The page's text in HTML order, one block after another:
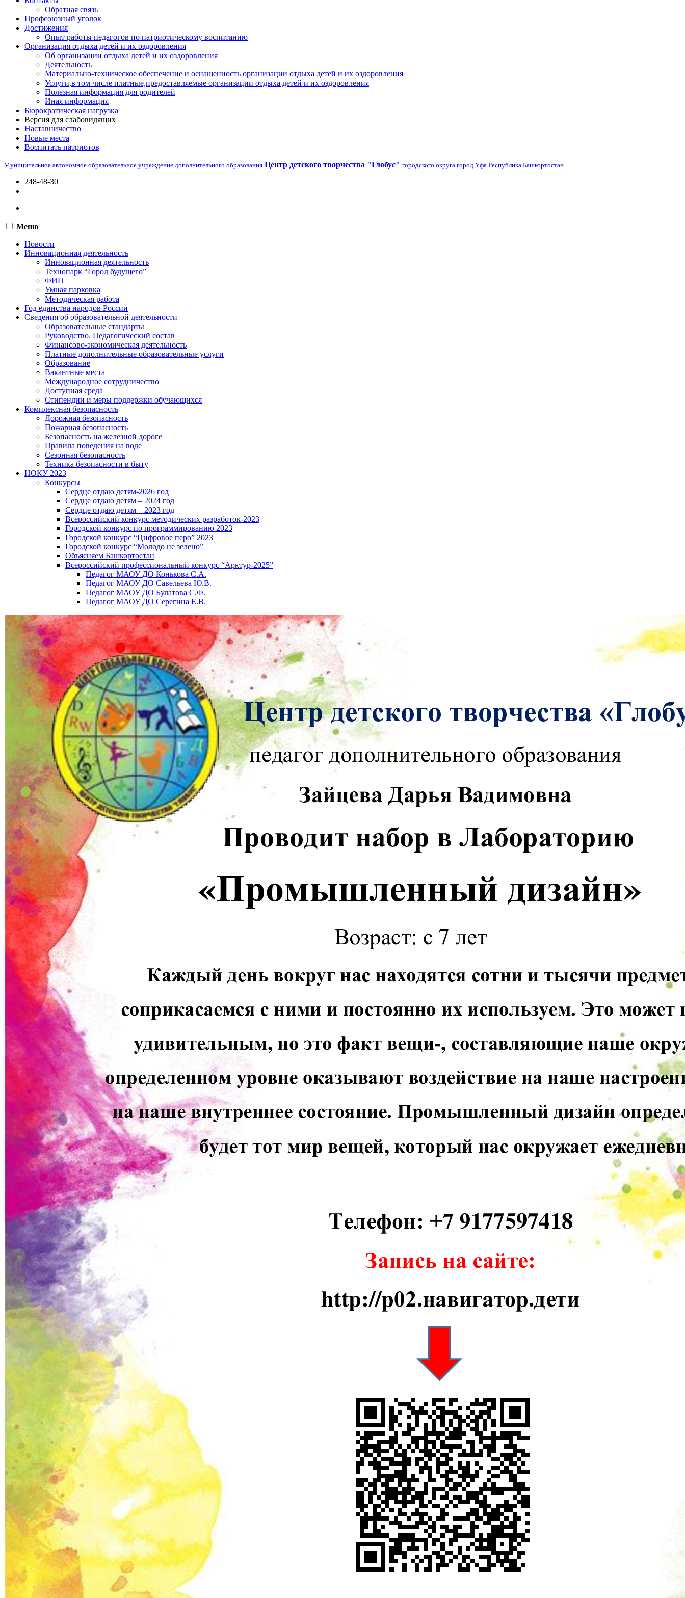
Обратная связь
Профсоюзный уголок
Достижения
Опыт работы педагогов по патриотическому воспитанию
Организация отдыха детей и их оздоровления
Об организации отдыха детей и их оздоровления
Деятельность
Материально-техническое обеспечение и оснащенность организации отдыха детей и их оздоровления
Услуги,в том числе платные,предоставляемые организации отдыха детей и их оздоровления
Полезная информация для родителей
Иная информация
Бюрократическая нагрузка
Версия для слабовидящих
Наставничество
Новые места
Воспитать патриотов
Муниципальное автономное образовательное учреждение дополнительного образования Центр детского творчества "Глобус" городского округа город Уфа Республика Башкортостан
248-48-30
Меню
Новости
Инновационная деятельность
Инновационная деятельность
Технопарк “Город будущего”
ФИП
Умная парковка
Методическая работа
Год единства народов России
Сведения об образовательной деятельности
Образовательные стандарты
Руководство. Педагогический состав
Финансово-экономическая деятельность
Платные дополнительные образовательные услуги
Образование
Вакантные места
Международное сотрудничество
Доступная среда
Стипендии и меры поддержки обучающихся
Комплексная безопасность
Дорожная безопасность
Пожарная безопасность
Безопасность на железной дороге
Правила поведения на воде
Сезонная безопасность
Техника безопасности в быту
НОКУ 2023
Конкурсы
Сердце отдаю детям-2026 год
Сердце отдаю детям – 2024 год
Сердце отдаю детям – 2023 год
Всероссийский конкурс методических разработок-2023
Городской конкурс по программированию 2023
Городской конкурс “Цифровое перо” 2023
Городской конкурс “Молодо не зелено”
Объясняем Башкортостан
Всероссийский профессиональный конкурс “Арктур-2025”
Педагог МАОУ ДО Конькова С.А.
Педагог МАОУ ДО Савельева Ю.В.
Педагог МАОУ ДО Булатова С.Ф.
Педагог МАОУ ДО Серегина Е.В.